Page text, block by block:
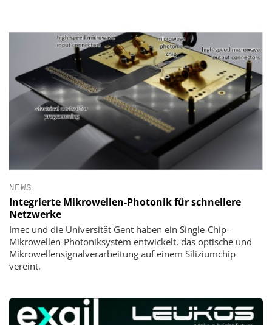
NEWS
Integrierte Mikrowellen-Photonik für schnellere
Netzwerke
Imec und die Universität Gent haben ein Single-Chip-
Mikrowellen-Photoniksystem entwickelt, das optische und
Mikrowellensignalverarbeitung auf einem Siliziumchip
vereint.